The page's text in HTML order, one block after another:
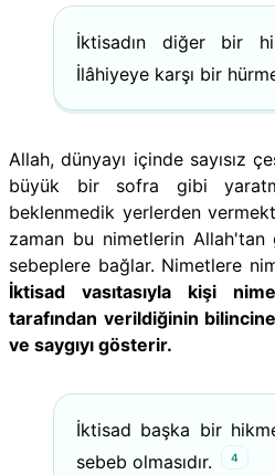
İktisadın diğer bir
İlâhiyeye karşı bir
Allah, dünyayı içinde sayısız
büyük bir sofra gibi
beklenmedik yerlerden
zaman bu nimetlerin
sebeplere bağlar. Nimetlere
İktisad vasıtasıyla kişi
tarafından verildiğinin
ve saygıyı gösterir.
İktisad başka bir
sebeb olmasıdır.
4